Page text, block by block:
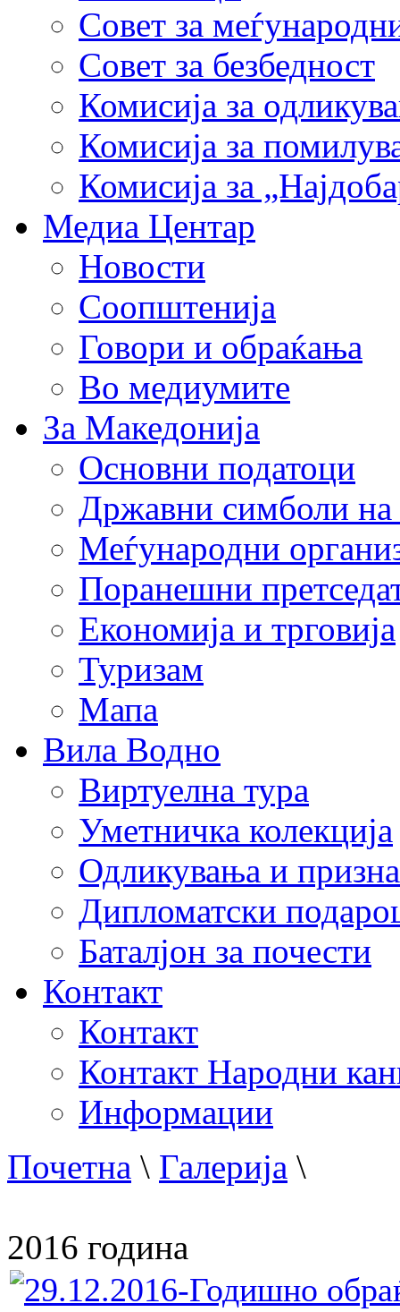
Совет за
Совет за безбедност
Комисија за
Комисија за
Комисија за
Медиа Центар
Новости
Соопштенија
Говори и обраќања
Во медиумите
За Македонија
Основни податоци
Државни симболи
Меѓународни
Поранешни
Економија и трговија
Туризам
Мапа
Вила Водно
Виртуелна тура
Уметничка колекција
Одликувања и
Дипломатски
Баталјон за почести
Контакт
Контакт
Контакт Народни
Информации
Почетна \ Галерија \
2016 година